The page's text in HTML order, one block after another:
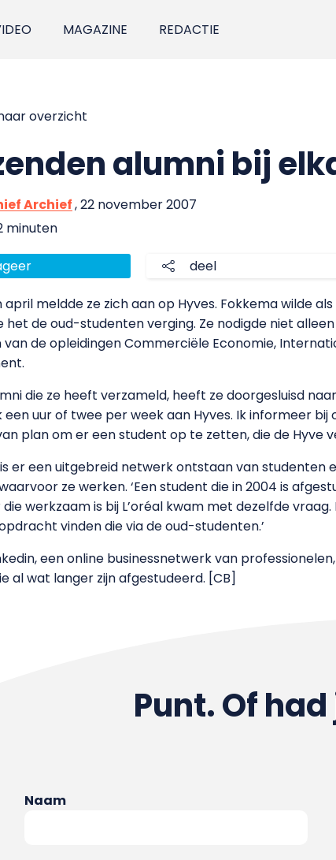
MAGAZINE REDACTIE
overzicht
alumni bij
Archief, 22 november 2007
minuten
deel
april meldde ze zich aan op Hyves. Fokkema wilde
het de oud-studenten verging. Ze nodigde niet
de opleidingen Commerciële Economie,
die ze heeft verzameld, heeft ze doorgesluisd
een uur of twee per week aan Hyves. Ik informeer
van plan om er een student op te zetten, die de Hyve
er een uitgebreid netwerk ontstaan van
ze werken. ‘Een student die in 2004 is
die werkzaam is bij L’oréal kwam met dezelfde
vinden die via de oud-studenten.’
een online businessnetwerk van
al wat langer zijn afgestudeerd. [CB]
Punt. Of
Naam